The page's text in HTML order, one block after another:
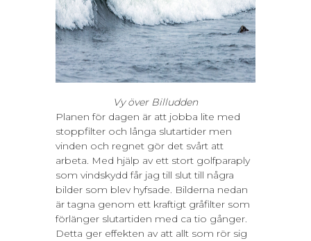
Vy över Billudden
Planen för dagen är att jobba lite med
stoppfilter och långa slutartider men
vinden och regnet gör det svårt att
arbeta. Med hjälp av ett stort golfparaply
som vindskydd får jag till slut till några
bilder som blev hyfsade. Bilderna nedan
är tagna genom ett kraftigt gråfilter som
förlänger slutartiden med ca tio gånger.
Detta ger effekten av att allt som rör sig